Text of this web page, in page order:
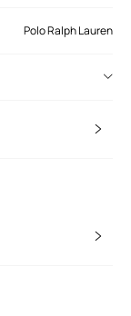
Polo Ralph Lauren